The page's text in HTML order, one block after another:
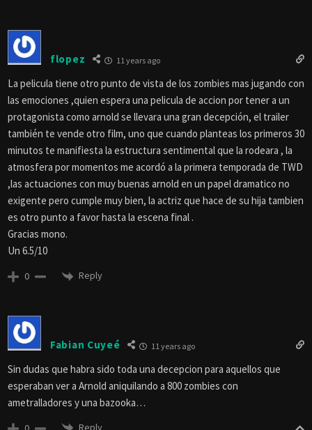
flopez 11 years ago
La pelicula tiene otro punto de vista de los zombies mas jugando con
las emociones ,quien espera una pelicula de accion por tener a un
protagonista como arnold se llevara una gran decepción, el trailer
también te vende otro film, uno que cuando planteas los primeros 30
minutos te manifiesta la estructura sentimental que la rodeara , la
atmosfera por momentos me acordó a la primera temporada de TWD
,las actuaciones con muy buenas arnold en un papel dramatico no
exigente pero cumple muy bien, la actriz que hace de su hija tambien
es otro punto a favor hasta la escena final .
Gracias mono.
Un 6.5/10
0 Reply
Fabian Cuyeé 11 years ago
Sin dudas que habra sido toda una decepcion para aquellos que
esperaban ver a Arnold aniquilando a 800 zombies con
ametralladores y una bazooka…
Reply